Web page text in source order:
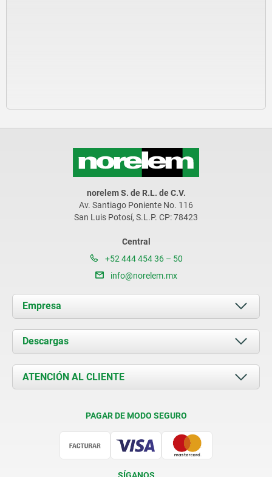
norelem S. de R.L. de C.V.
Av. Santiago Poniente No. 116
San Luis Potosí, S.L.P. CP: 78423
Central
+52 444 454 36 – 50
info@norelem.mx
Empresa
Acerca de nosotros
Novedades
Contacto
Descargas
Documents
ATENCIÓN AL CLIENTE
PAGAR DE MODO SEGURO